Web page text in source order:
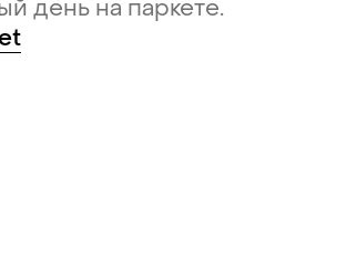
день на паркете.